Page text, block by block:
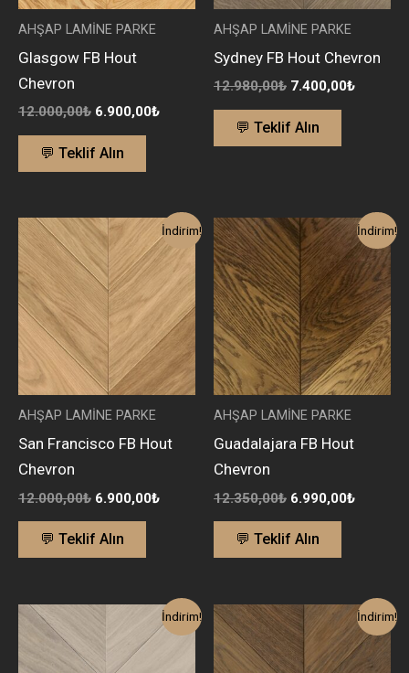
AHŞAP LAMİNE PARKE
Glasgow FB Hout
Chevron
12.000,00₺ 6.900,00₺
💬 Teklif Alın
AHŞAP LAMİNE PARKE
Sydney FB Hout Chevron
12.980,00₺ 7.400,00₺
💬 Teklif Alın
İndirim!
AHŞAP LAMİNE PARKE
San Francisco FB Hout
Chevron
12.000,00₺
Orijinal
fiyat:
12.000,00₺.
6.900,00₺
Şu
andaki
fiyat:
6.900,00₺.
💬 Teklif Alın
İndirim!
AHŞAP LAMİNE PARKE
Guadalajara FB Hout
Chevron
12.350,00₺
Orijinal
fiyat:
12.350,00₺.
6.990,00₺
Şu
andaki
fiyat:
💬 Teklif Alın
İndirim!
fiyat:
12.000,00₺.
Şu
andaki
6.900,00₺.
İndirim!
Orijinal
fiyat:
12.350,00₺.
Şu
andaki
fiyat: